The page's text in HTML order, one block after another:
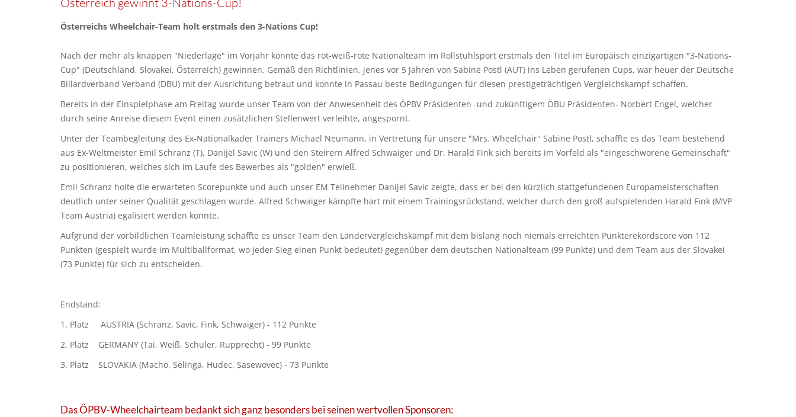
Österreichs Wheelchair-Team holt erstmals den 3-Nations Cup!
Nach der mehr als knappen "Niederlage" im Vorjahr konnte das rot-weiß-rote Nationalteam im Rollstuhlsport erstmals den Titel im Europäisch einzigartigen "3-Nations-
Cup" (Deutschland, Slovakei, Österreich) gewinnen. Gemäß den Richtlinien, jenes vor 5 Jahren von Sabine Postl (AUT) ins Leben gerufenen Cups, war heuer der Deutsche
Billardverband Verband (DBU) mit der Ausrichtung betraut und konnte in Passau beste Bedingungen für diesen prestigeträchtigen Vergleichskampf schaffen.
Bereits in der Einspielphase am Freitag wurde unser Team von der Anwesenheit des ÖPBV Präsidenten -und zukünftigem ÖBU Präsidenten- Norbert Engel, welcher
durch seine Anreise diesem Event einen zusätzlichen Stellenwert verleihte, angespornt.
Unter der Teambegleitung des Ex-Nationalkader Trainers Michael Neumann, in Vertretung für unsere "Mrs. Wheelchair" Sabine Postl, schaffte es das Team bestehend
aus Ex-Weltmeister Emil Schranz (T), Danijel Savic (W) und den Steirern Alfred Schwaiger und Dr. Harald Fink sich bereits im Vorfeld als "eingeschworene Gemeinschaft"
zu positionieren, welches sich im Laufe des Bewerbes als "golden" erwieß.
Emil Schranz holte die erwarteten Scorepunkte und auch unser EM Teilnehmer Danijel Savic zeigte, dass er bei den kürzlich stattgefundenen Europameisterschaften
deutlich unter seiner Qualität geschlagen wurde. Alfred Schwaiger kämpfte hart mit einem Trainingsrückstand, welcher durch den groß aufspielenden Harald Fink (MVP
Team Austria) egalisiert werden konnte.
Aufgrund der vorbildlichen Teamleistung schaffte es unser Team den Ländervergleichskampf mit dem bislang noch niemals erreichten Punkterekordscore von 112
Punkten (gespielt wurde im Multiballformat, wo jeder Sieg einen Punkt bedeutet) gegenüber dem deutschen Nationalteam (99 Punkte) und dem Team aus der Slovakei
(73 Punkte) für sich zu entscheiden.
Endstand:
1. Platz AUSTRIA (Schranz, Savic, Fink, Schwaiger) - 112 Punkte
2. Platz GERMANY (Tai, Weiß, Schuler, Rupprecht) - 99 Punkte
3. Platz SLOVAKIA (Macho, Selinga, Hudec, Sasewovec) - 73 Punkte
Das ÖPBV-Wheelchairteam bedankt sich ganz besonders bei seinen wertvollen Sponsoren: